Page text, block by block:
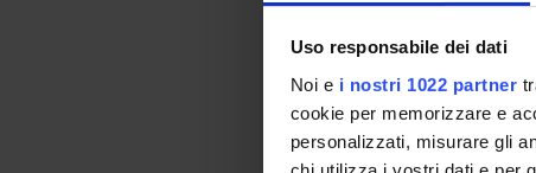
Uso responsabile dei dati
Noi e i nostri 1022 partner
cookie per memorizzare e
personalizzati, misurare gli